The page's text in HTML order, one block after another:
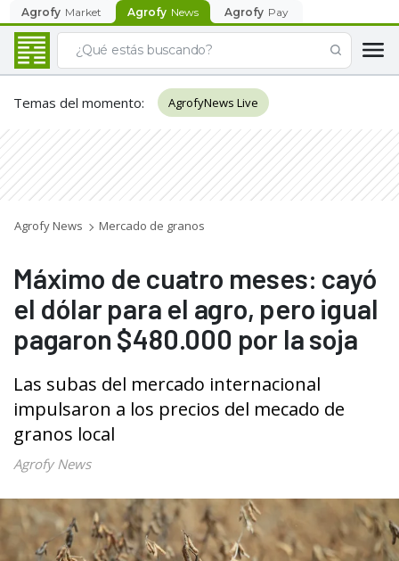
Agrofy Market Agrofy News Agrofy Pay
Temas del momento: AgrofyNews Live
Agrofy News Mercado de granos
Máximo de cuatro meses: cayó
el dólar para el agro, pero igual
pagaron $480.000 por la soja
Las subas del mercado internacional
impulsaron a los precios del mecado de
granos local
Agrofy News